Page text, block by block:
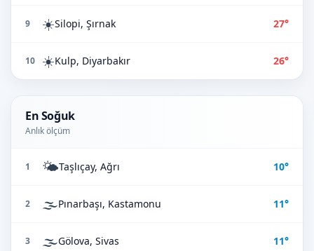
9 ☀️Silopi, Şırnak 27°
10 ☀️Kulp, Diyarbakır 26°
En Soğuk
Anlık ölçüm
1 🌤️Taşlıçay, Ağrı 10°
2 🌫️Pınarbaşı, Kastamonu 11°
3 🌫️Gölova, Sivas 11°